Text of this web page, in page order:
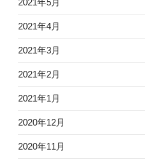
2021年4月
2021年3月
2021年2月
2021年1月
2020年12月
2020年11月